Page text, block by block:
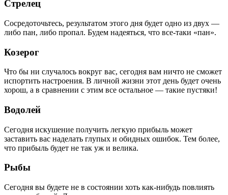
Стрелец
Сосредоточьтесь, результатом этого дня будет одно из двух —
либо пан, либо пропал. Будем надеяться, что все-таки «пан».
Козерог
Что бы ни случалось вокруг вас, сегодня вам ничто не сможет
испортить настроения. В личной жизни этот день будет очень
хорош, а в сравнении с этим все остальное — такие пустяки!
Водолей
Сегодня искушение получить легкую прибыль может
заставить вас наделать глупых и обидных ошибок. Тем более,
что прибыль будет не так уж и велика.
Рыбы
Сегодня вы будете не в состоянии хоть как-нибудь повлиять